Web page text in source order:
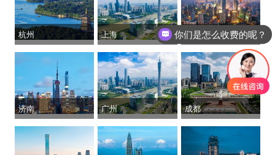
杭州
济南
上海
广州
苏州
成都
你们是怎么收费的呢？
现在有优惠活动么？